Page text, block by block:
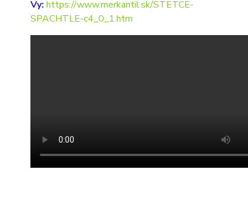
Vy: https://www.merkantil.sk/STETCE-
SPACHTLE-c4_0_1.htm